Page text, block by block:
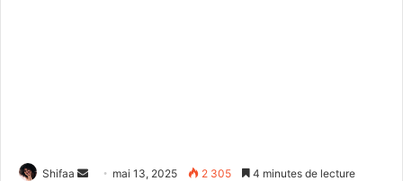
Shifaa
Envoyermai 13, 2025 2 305 4 minutes de lecture